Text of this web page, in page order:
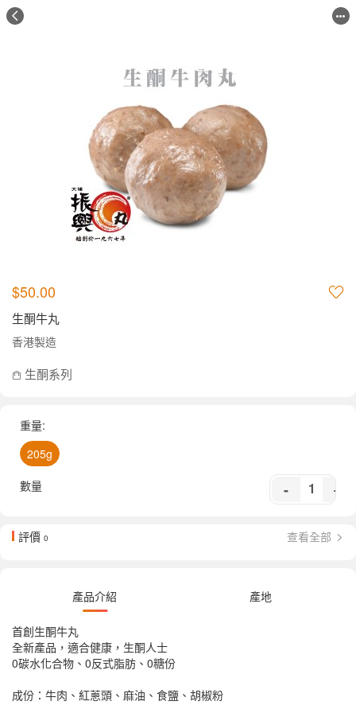
$50.00
生酮牛丸
香港製造
生酮系列
重量:
205g
數量
- +
評價 0 查看全部
產品介紹 產地
首創生酮牛丸
全新產品，適合健康，生酮人士
0碳水化合物、0反式脂肪、0糖份
成份：牛肉、紅蔥頭、麻油、食鹽、胡椒粉